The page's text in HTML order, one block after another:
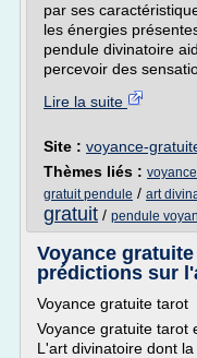
par ses
les énergies
pendule divinatoire
percevoir des
Lire la suite
Site : voyance-
Thèmes liés :
gratuit pendule / art
gratuit / pendule
Voyance
prédictions sur
Voyance gratuite tarot
Voyance gratuite tarot
L'art divinatoire dont